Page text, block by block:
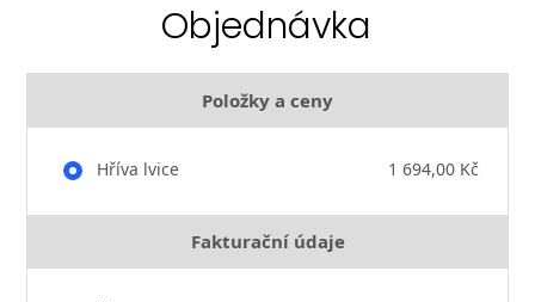
Objednávka
Položky a ceny
Hříva lvice 1 694,00 Kč
Fakturační údaje